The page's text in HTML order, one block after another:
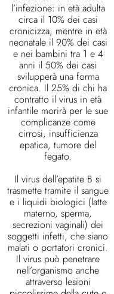
l’infezione: in età adulta
circa il 10% dei casi
cronicizza, mentre in età
neonatale il 90% dei casi
e nei bambini tra 1 e 4
anni il 50% dei casi
svilupperà una forma
cronica. Il 25% di chi ha
contratto il virus in età
infantile morirà per le sue
complicanze come
cirrosi, insufficienza
epatica, tumore del
fegato.
Il virus dell’epatite B si
trasmette tramite il sangue
e i liquidi biologici (latte
materno, sperma,
secrezioni vaginali) dei
soggetti infetti, che siano
malati o portatori cronici.
Il virus può penetrare
nell’organismo anche
attraverso lesioni